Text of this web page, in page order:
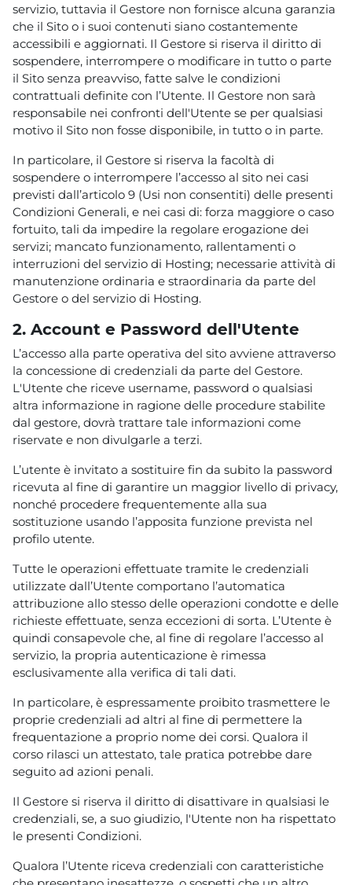
servizio, tuttavia il Gestore non fornisce alcuna garanzia
che il Sito o i suoi contenuti siano costantemente
accessibili e aggiornati. Il Gestore si riserva il diritto di
sospendere, interrompere o modificare in tutto o parte
il Sito senza preavviso, fatte salve le condizioni
contrattuali definite con l’Utente. Il Gestore non sarà
responsabile nei confronti dell'Utente se per qualsiasi
motivo il Sito non fosse disponibile, in tutto o in parte.
In particolare, il Gestore si riserva la facoltà di
sospendere o interrompere l’accesso al sito nei casi
previsti dall’articolo 9 (Usi non consentiti) delle presenti
Condizioni Generali, e nei casi di: forza maggiore o caso
fortuito, tali da impedire la regolare erogazione dei
servizi; mancato funzionamento, rallentamenti o
interruzioni del servizio di Hosting; necessarie attività di
manutenzione ordinaria e straordinaria da parte del
Gestore o del servizio di Hosting.
2. Account e Password dell'Utente
L’accesso alla parte operativa del sito avviene attraverso
la concessione di credenziali da parte del Gestore.
L'Utente che riceve username, password o qualsiasi
altra informazione in ragione delle procedure stabilite
dal gestore, dovrà trattare tale informazioni come
riservate e non divulgarle a terzi.
L’utente è invitato a sostituire fin da subito la password
ricevuta al fine di garantire un maggior livello di privacy,
nonché procedere frequentemente alla sua
sostituzione usando l’apposita funzione prevista nel
profilo utente.
Tutte le operazioni effettuate tramite le credenziali
utilizzate dall’Utente comportano l’automatica
attribuzione allo stesso delle operazioni condotte e delle
richieste effettuate, senza eccezioni di sorta. L’Utente è
quindi consapevole che, al fine di regolare l’accesso al
servizio, la propria autenticazione è rimessa
esclusivamente alla verifica di tali dati.
In particolare, è espressamente proibito trasmettere le
proprie credenziali ad altri al fine di permettere la
frequentazione a proprio nome dei corsi. Qualora il
corso rilasci un attestato, tale pratica potrebbe dare
seguito ad azioni penali.
Il Gestore si riserva il diritto di disattivare in qualsiasi le
credenziali, se, a suo giudizio, l'Utente non ha rispettato
le presenti Condizioni.
Qualora l’Utente riceva credenziali con caratteristiche